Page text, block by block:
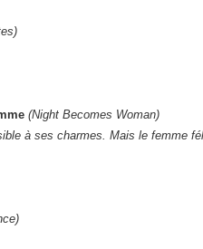
(Night Becomes Woman)
à ses charmes. Mais le femme